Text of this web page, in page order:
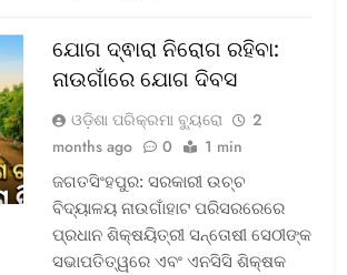
ଯୋଗ ଦ୍ଵାରା ନିରୋଗ ରହିବା:
ନାଉଗାଁରେ ଯୋଗ ଦିବସ
ଓଡ଼ିଶା ପରିକ୍ରମା ବ୍ୟୁରୋ
2
months ago
0 1 min
ଜଗତସିଂହପୁର: ସରକାରୀ ଉଚ୍ଚ
ବିଦ୍ୟାଳୟ ନାଉଗାଁହାଟ ପରିସରରେରେ
ପ୍ରଧାନ ଶିକ୍ଷୟିତ୍ରୀ ସନ୍ତୋଷୀ ସେଠୀଙ୍କ
ସଭାପତିତ୍ୱରେ ଏବଂ ଏନସିସି ଶିକ୍ଷକ